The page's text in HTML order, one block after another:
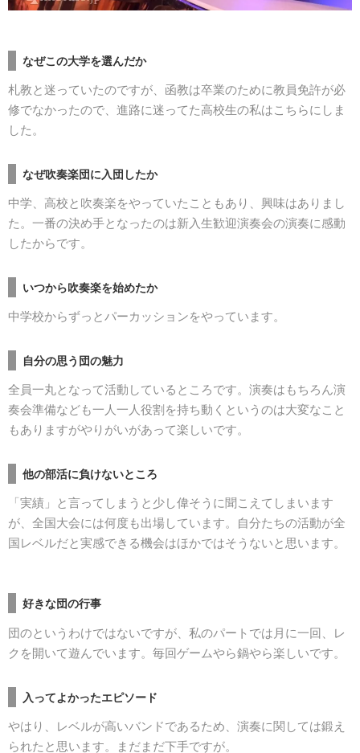
なぜこの大学を選んだか
札教と迷っていたのですが、函教は卒業のために教員免許が必
修でなかったので、進路に迷ってた高校生の私はこちらにしま
した。
なぜ吹奏楽団に入団したか
中学、高校と吹奏楽をやっていたこともあり、興味はありまし
た。一番の決め手となったのは新入生歓迎演奏会の演奏に感動
したからです。
いつから吹奏楽を始めたか
中学校からずっとパーカッションをやっています。
自分の思う団の魅力
全員一丸となって活動しているところです。演奏はもちろん演
奏会準備なども一人一人役割を持ち動くというのは大変なこと
もありますがやりがいがあって楽しいです。
他の部活に負けないところ
「実績」と言ってしまうと少し偉そうに聞こえてしまいます
が、全国大会には何度も出場しています。自分たちの活動が全
国レベルだと実感できる機会はほかではそうないと思います。
好きな団の行事
団のというわけではないですが、私のパートでは月に一回、レ
クを開いて遊んでいます。毎回ゲームやら鍋やら楽しいです。
入ってよかったエピソード
やはり、レベルが高いバンドであるため、演奏に関しては鍛え
られたと思います。まだまだ下手ですが。